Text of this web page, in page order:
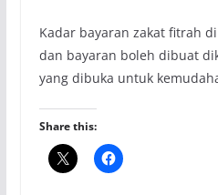
Kadar bayaran zakat fitrah
dan bayaran boleh dibuat
yang dibuka untuk
Share this: